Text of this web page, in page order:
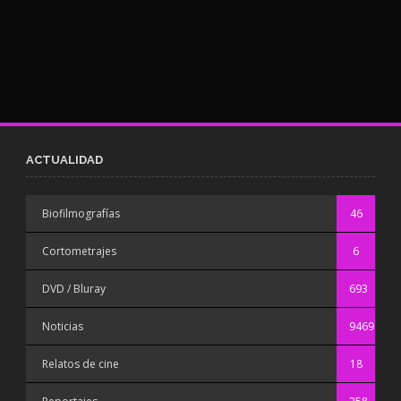
ACTUALIDAD
Biofilmografías 46
Cortometrajes 6
DVD / Bluray 693
Noticias 9469
Relatos de cine 18